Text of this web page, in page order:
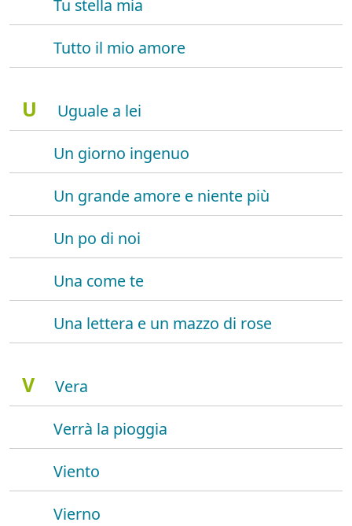
Tu stella mia
Tutto il mio amore
U
Uguale a lei
Un giorno ingenuo
Un grande amore e niente più
Un po di noi
Una come te
Una lettera e un mazzo di rose
V
Vera
Verrà la pioggia
Viento
Vierno